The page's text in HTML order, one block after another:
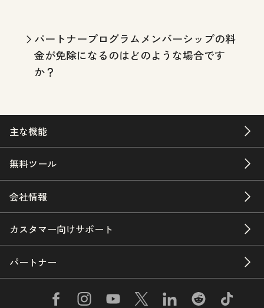
パートナープログラムメンバーシップの料
金が免除になるのはどのような場合です
か？
主な機能
無料ツール
会社情報
カスタマー向けサポート
パートナー